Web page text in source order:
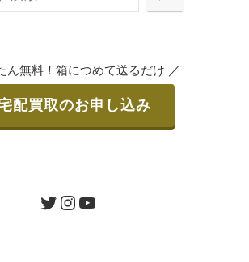
材不要の「集荷申込」からお選び
送
ん無料！箱につめて送るだけ ／
配買取のお申し込み
ツイッターインスタグラムユーチューブ